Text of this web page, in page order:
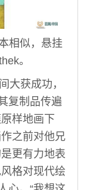
相似，悬挂
。
大获成功，
复制品传遍
样地画下
之前对他兄
更有力地表
格对现代绘